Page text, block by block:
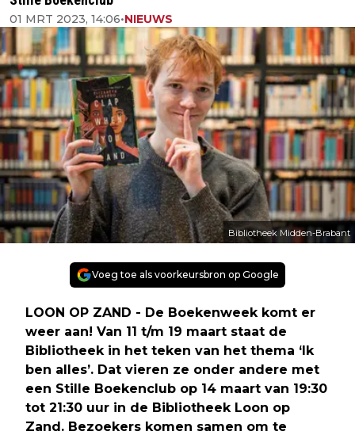
01 MRT 2023, 14:06•NIEUWS
Bibliotheek Midden-Brabant
Voeg toe als voorkeursbron op Google
LOON OP ZAND - De Boekenweek komt er
weer aan! Van 11 t/m 19 maart staat de
Bibliotheek in het teken van het thema ‘Ik
ben alles’. Dat vieren ze onder andere met
een Stille Boekenclub op 14 maart van 19:30
tot 21:30 uur in de Bibliotheek Loon op
Zand. Bezoekers komen samen om te